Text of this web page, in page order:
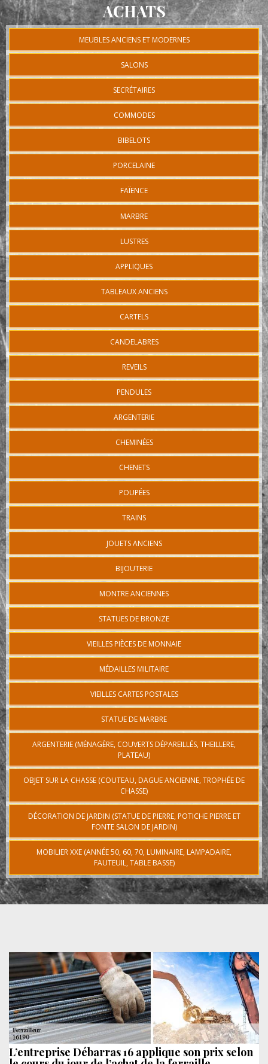
ACHATS
MEUBLES ANCIENS ET MODERNES
SALONS
SECRÉTAIRES
COMMODES
BIBELOTS
PORCELAINE
FAÏENCE
MARBRE
LUSTRES
APPLIQUES
TABLEAUX ANCIENS
CARTELS
CANDELABRES
REVEILS
PENDULES
ARGENTERIE
CHEMINÉES
CHENETS
POUPÉES
TRAINS
JOUETS ANCIENS
BIJOUTERIE
MONTRE ANCIENNES
STATUES DE BRONZE
VIEILLES PIÈCES DE MONNAIE
MÉDAILLES MILITAIRE
VIEILLES CARTES POSTALES
STATUE DE MARBRE
ARGENTERIE (MÉNAGÈRE, COUVERTS DÉPAREILLÉS, THEILLERE,
PLATEAU)
OBJET SUR LA CHASSE (COUTEAU, DAGUE ANCIENNE, TROPHÉE DE
CHASSE)
DÉCORATION DE JARDIN (STATUE DE PIERRE, POTICHE PIERRE ET
FONTE SALON DE JARDIN)
MOBILIER XXE (ANNÉE 50, 60, 70, LUMINAIRE, LAMPADAIRE,
FAUTEUIL, TABLE BASSE)
L’entreprise Débarras 16 applique son prix selon